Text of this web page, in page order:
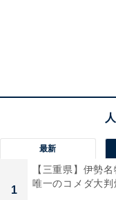
最新
1
【三重県】伊勢
唯一のコメダ大判